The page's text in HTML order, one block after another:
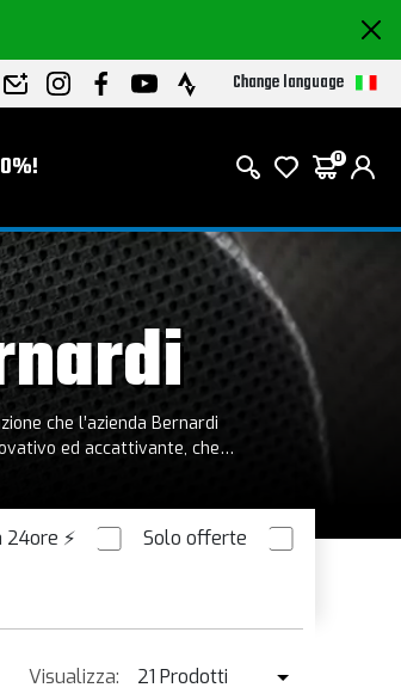
Change language
0
ed accattivante, che
24ore ⚡ Solo offerte
Visualizza:
21 Prodotti